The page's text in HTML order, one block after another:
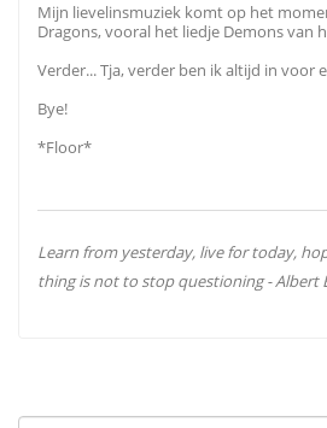
Mijn lievelinsmuziek komt op het
Dragons, vooral het liedje Demons van
Verder... Tja, verder ben ik altijd in voor
Bye!
*Floor*
Learn from yesterday, live for today,
thing is not to stop questioning - Albert